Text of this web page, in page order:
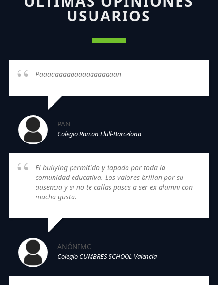
USUARIOS
Paaaaaaaaaaaaaaaaaaaan
PAN
Colegio Ramon Llull-Barcelona
El bullying permitido y tapado por toda la
comunidad educativa. Los valores brillan por su
ausencia y si no te callas pasas a ser ex alumni con
mucho gusto.
ANÓNIMO
Colegio CUMBRES SCHOOL-Valencia